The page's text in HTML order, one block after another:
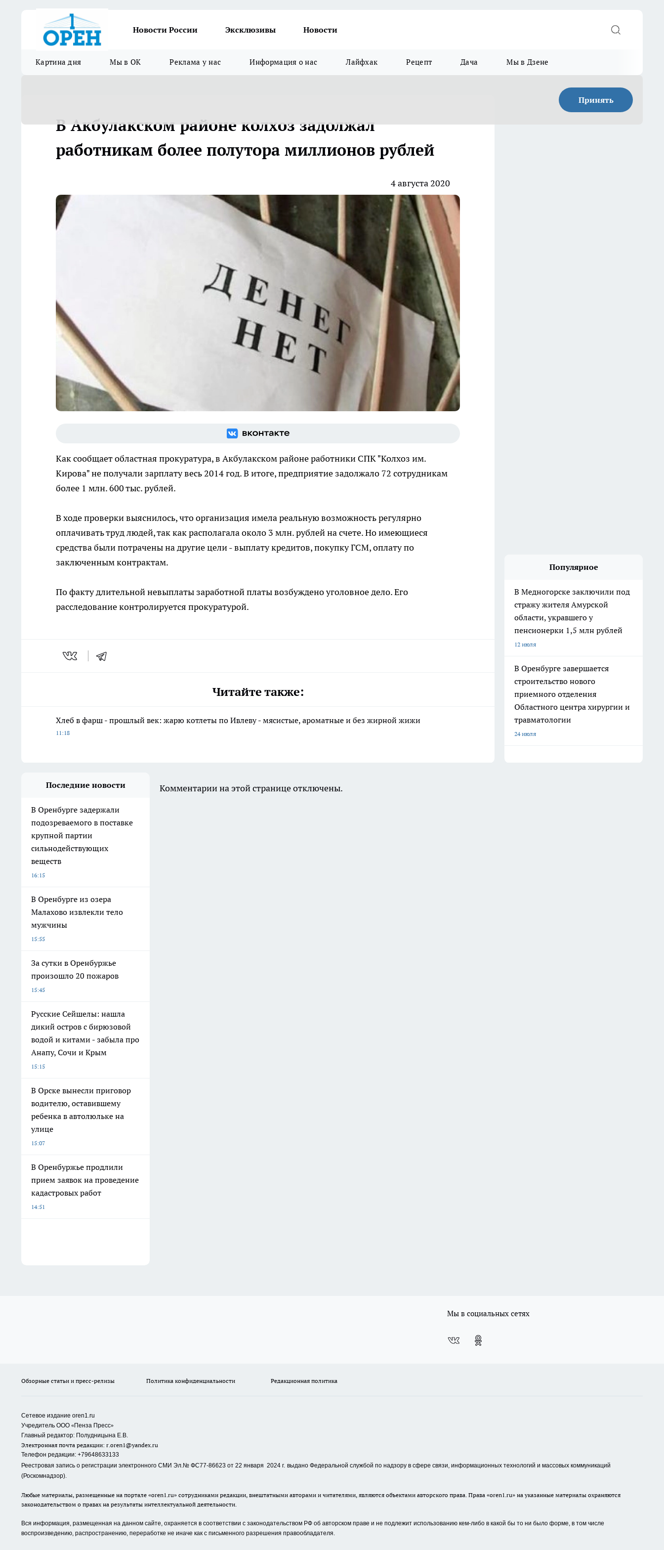
Новости России Эксклюзивы Новости
Картина дня Мы в ОК Реклама у нас Информация о нас Лайфхак Рецепт Дача Мы в Дзене
Принять
В Акбулакском районе колхоз задолжал
работникам более полутора миллионов рублей
4 августа 2020
Как сообщает областная прокуратура, в Акбулакском районе работники СПК "Колхоз им.
Кирова" не получали зарплату весь 2014 год. В итоге, предприятие задолжало 72 сотрудникам
более 1 млн. 600 тыс. рублей.
В ходе проверки выяснилось, что организация имела реальную возможность регулярно
оплачивать труд людей, так как располагала около 3 млн. рублей на счете. Но имеющиеся
средства были потрачены на другие цели - выплату кредитов, покупку ГСМ, оплату по
заключенным контрактам.
По факту длительной невыплаты заработной платы возбуждено уголовное дело. Его
расследование контролируется прокуратурой.
Читайте также:
Хлеб в фарш - прошлый век: жарю котлеты по Ивлеву - мясистые, ароматные и без жирной жижи
11:18
Популярное
В Медногорске заключили под
стражу жителя Амурской
области, укравшего у
пенсионерки 1,5 млн рублей
12 июля
В Оренбурге завершается
строительство нового
приемного отделения
Областного центра хирургии и
травматологии
24 июля
Последние новости
В Оренбурге задержали
подозреваемого в поставке
крупной партии
сильнодействующих
веществ
16:15
В Оренбурге из озера
Малахово извлекли тело
мужчины
15:55
За сутки в Оренбуржье
произошло 20 пожаров
15:45
Русские Сейшелы: нашла
дикий остров с бирюзовой
водой и китами - забыла про
Анапу, Сочи и Крым
15:15
В Орске вынесли приговор
водителю, оставившему
ребенка в автолюльке на
улице
15:07
В Оренбуржье продлили
прием заявок на проведение
кадастровых работ
14:51
Комментарии на этой странице отключены.
Мы в социальных сетях
Обзорные статьи и пресс-релизы Политика конфиденциальности Редакционная политика
Сетевое издание oren1.ru
Учредитель ООО «Пенза Пресс»
Главный редактор: Полудницына Е.В.
Электронная почта редакции: r.oren1@yandex.ru
Телефон редакции: +79648633133
Реестровая запись о регистрации электронного СМИ Эл.№ ФС77-86623 от 22 января 2024 г. выдано Федеральной службой по надзору в сфере связи, информационных технологий и массовых коммуникаций
(Роскомнадзор).
Любые материалы, размещенные на портале «oren1.ru» сотрудниками редакции, внештатными авторами и читателями, являются объектами авторского права. Права «oren1.ru» на указанные материалы охраняются
законодательством о правах на результаты интеллектуальной деятельности.
Вся информация, размещенная на данном сайте, охраняется в соответствии с законодательством РФ об авторском праве и не подлежит использованию кем-либо в какой бы то ни было форме, в том числе
воспроизведению, распространению, переработке не иначе как с письменного разрешения правообладателя.